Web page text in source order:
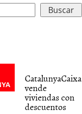
CatalunyaCaixa
vende
viviendas con
descuentos